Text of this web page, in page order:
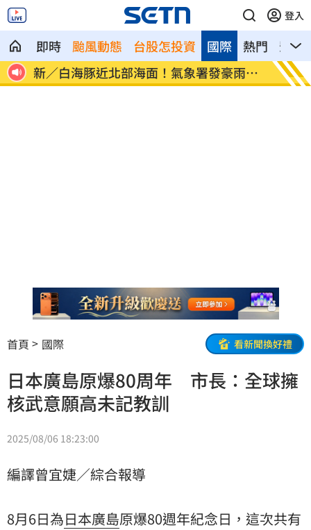
登入
即時 颱風動態 台股怎投資 熱門 影音
國際
台
新／白海豚近北部海面！氣象署發豪雨特
報
南電
首頁 國際 看新聞換好禮
日本廣島原爆80周年 市長：全球擁
核武意願高未記教訓
2025/08/06 18:23:00
編譯曾宜婕／綜合報導
8月6日為日本廣島原爆80週年紀念日，這次共有